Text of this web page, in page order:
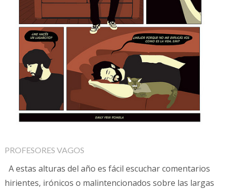
PROFESORES VAGOS
A estas alturas del año es fácil escuchar comentarios
hirientes, irónicos o malintencionados sobre las largas